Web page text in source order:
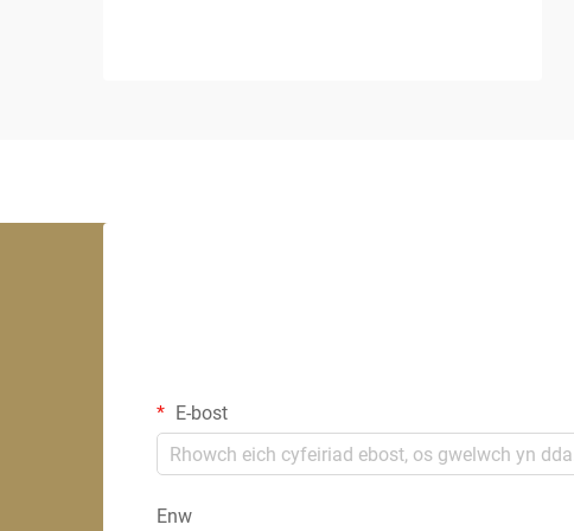
E-bost
Enw